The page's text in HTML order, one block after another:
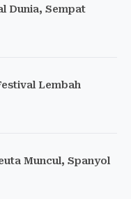
Dunia, Sempat
Lembah
Muncul, Spanyol